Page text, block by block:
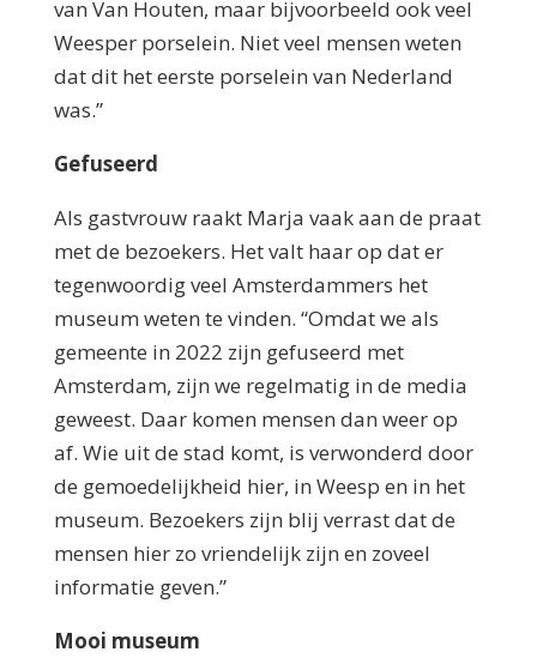
van Van Houten, maar bijvoorbeeld ook veel
Weesper porselein. Niet veel mensen weten
dat dit het eerste porselein van Nederland
was.”
Gefuseerd
Als gastvrouw raakt Marja vaak aan de praat
met de bezoekers. Het valt haar op dat er
tegenwoordig veel Amsterdammers het
museum weten te vinden. “Omdat we als
gemeente in 2022 zijn gefuseerd met
Amsterdam, zijn we regelmatig in de media
geweest. Daar komen mensen dan weer op
af. Wie uit de stad komt, is verwonderd door
de gemoedelijkheid hier, in Weesp en in het
museum. Bezoekers zijn blij verrast dat de
mensen hier zo vriendelijk zijn en zoveel
informatie geven.”
Mooi museum